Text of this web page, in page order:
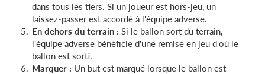
dans tous les tiers. Si un joueur est hors-jeu, un
laissez-passer est accordé à l'équipe adverse.
En dehors du terrain : Si le ballon sort du terrain,
l'équipe adverse bénéficie d'une remise en jeu d'où le
ballon est sorti.
Marquer : Un but est marqué lorsque le ballon est